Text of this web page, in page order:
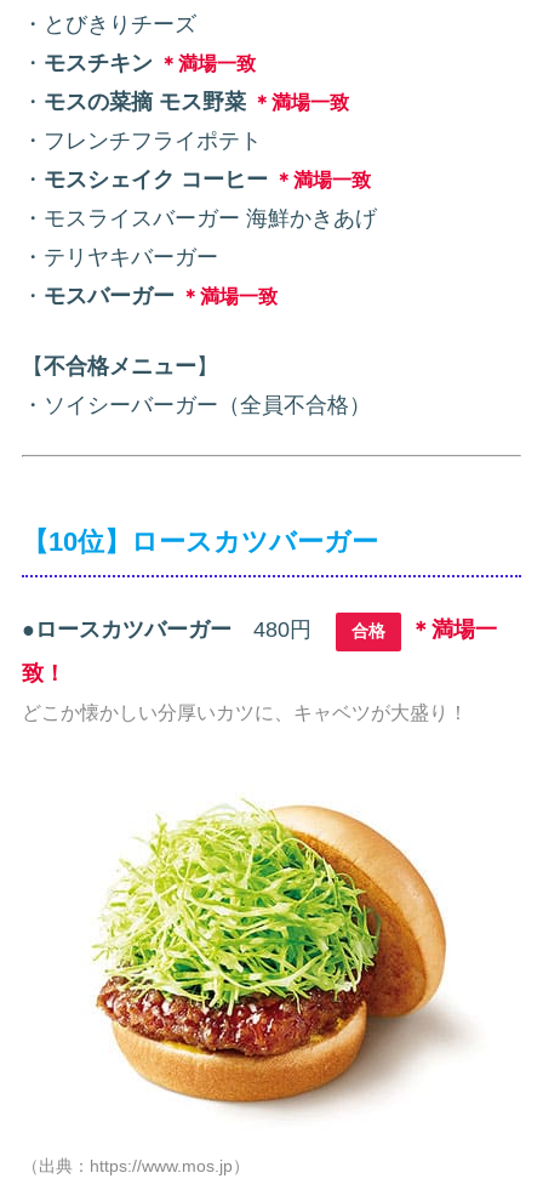
・とびきりチーズ
・ モスチキン ＊満場一致
・ モスの菜摘 モス野菜 ＊満場一致
・フレンチフライポテト
・ モスシェイク コーヒー ＊満場一致
・モスライスバーガー 海鮮かきあげ
・テリヤキバーガー
・ モスバーガー ＊満場一致
【不合格メニュー】
・ソイシーバーガー（全員不合格）
【10位】ロースカツバーガー
● ロースカツバーガー 480円 合格
＊満場一
致！
どこか懐かしい分厚いカツに、キャベツが大盛り！
（出典：https://www.mos.jp）